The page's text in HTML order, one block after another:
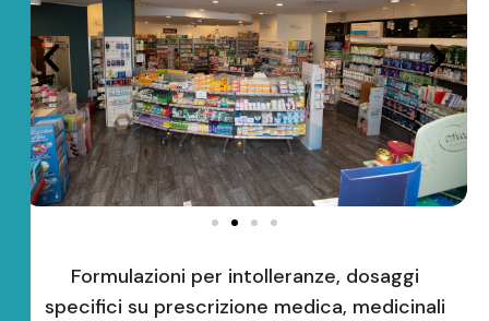
Formulazioni per intolleranze, dosaggi
specifici su prescrizione medica, medicinali